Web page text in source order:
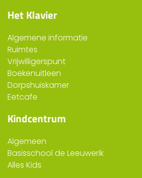
Het Klavier
Algemene informatie
Ruimtes
Vrijwilligerspunt
Boekenuitleen
Dorpshuiskamer
Eetcafe
Kindcentrum
Algemeen
Basisschool de Leeuwerik
Alles Kids